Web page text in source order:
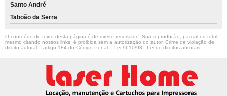
Santo André
Taboão da Serra
O conteúdo do texto desta página é de direito reservado. Sua reprodução, parcial ou total,
mesmo citando nossos links, é proibida sem a autorização do autor. Crime de violação de
direito autoral – artigo 184 do Código Penal – Lei 9610/98 - Lei de direitos autorais